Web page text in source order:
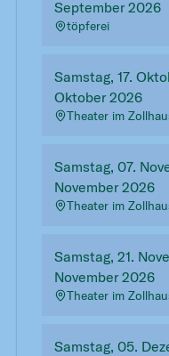
September 2026
töpferei
Samstag, 17.
Oktober 2026
Theater im
Samstag, 07.
November 2026
Theater im
Samstag, 21.
November 2026
Theater im
Samstag, 05.